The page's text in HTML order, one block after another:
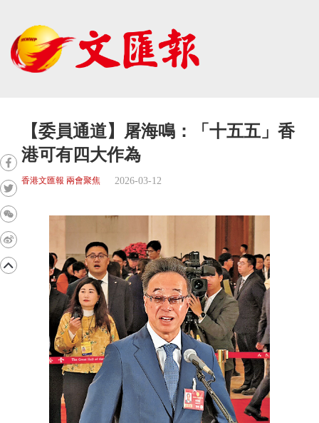
【委員通道】屠海鳴：「十五五」香
港可有四大作為
香港文匯報 兩會聚焦 2026-03-12